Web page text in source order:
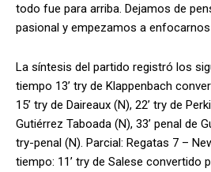
todo fue para arriba. Dejamos de
pasional y empezamos a enfocarnos
La síntesis del partido registró los
tiempo 13’ try de Klappenbach
15’ try de Daireaux (N), 22’ try de
Gutiérrez Taboada (N), 33’ penal de
try-penal (N). Parcial: Regatas 7 –
tiempo: 11’ try de Salese convertido